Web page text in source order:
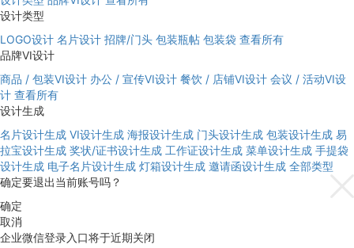
设计类型
LOGO设计 名片设计 招牌/门头 包装瓶帖 包装袋 查看所有
品牌VI设计
商品 / 包装VI设计 办公 / 宣传VI设计 餐饮 / 店铺VI设计 会议 / 活动VI设
计 查看所有
设计生成
名片设计生成 VI设计生成 海报设计生成 门头设计生成 包装设计生成 易
拉宝设计生成 奖状/证书设计生成 工作证设计生成 菜单设计生成 手提袋
设计生成 电子名片设计生成 灯箱设计生成 邀请函设计生成 全部类型
确定要退出当前账号吗？
确定
取消
企业微信登录入口将于近期关闭